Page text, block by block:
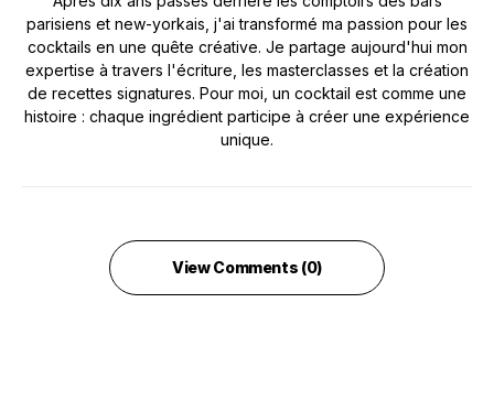
parisiens et new-yorkais, j'ai transformé ma passion pour les
cocktails en une quête créative. Je partage aujourd'hui mon
expertise à travers l'écriture, les masterclasses et la création
de recettes signatures. Pour moi, un cocktail est comme une
histoire : chaque ingrédient participe à créer une expérience
unique.
View Comments (0)